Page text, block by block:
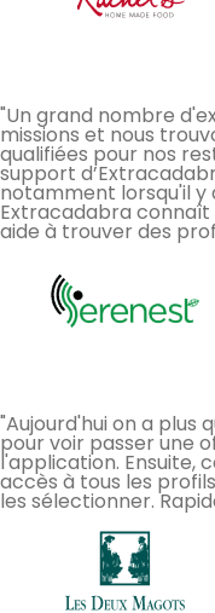
"Un grand nombre
missions et nous
qualifiées pour nos
support
notamment lorsqu'il y
Extracadabra
aide à trouver des
"Aujourd'hui on a plus
pour voir passer une
l'application. Ensuite,
accès à tous les
les sélectionner.